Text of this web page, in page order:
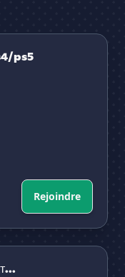
ps5
Rejoindre
RP PS4 / PS5『